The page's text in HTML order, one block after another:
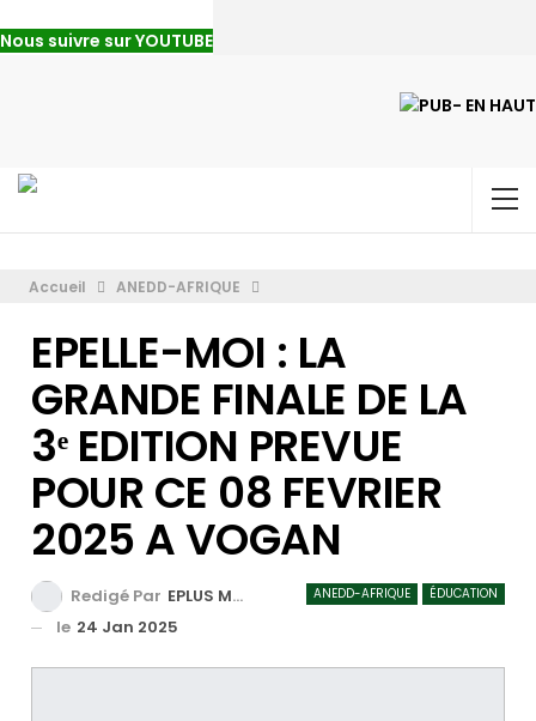
Nous suivre sur YOUTUBE
Accueil ANEDD-AFRIQUE
EPELLE-MOI : LA
GRANDE FINALE DE LA
3ᵉ EDITION PREVUE
POUR CE 08 FEVRIER
2025 A VOGAN
ANEDD-AFRIQUE ÉDUCATION
Redigé Par EPLUS MEDIA TV
le 24 Jan 2025